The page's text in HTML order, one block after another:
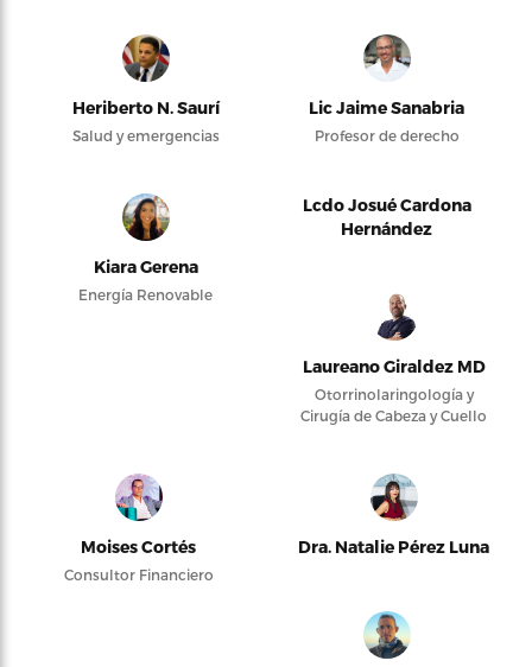
Heriberto N. Saurí
Salud y emergencias
Lic Jaime Sanabria
Profesor de derecho
Kiara Gerena
Energía Renovable
Lcdo Josué Cardona
Hernández
Laureano Giraldez MD
Otorrinolaringología y
Cirugía de Cabeza y Cuello
Moises Cortés
Consultor Financiero
Dra. Natalie Pérez Luna